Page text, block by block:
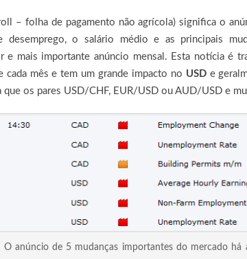
– folha de pagamento não agrícola) significa o
desemprego, o salário médio e as principais
e mais importante anúncio mensal. Esta notícia é
cada mês e tem um grande impacto no USDe
que os pares USD/CHF, EUR/USD ou AUD/USD e
O anúncio de 5 mudanças importantes do mercado há